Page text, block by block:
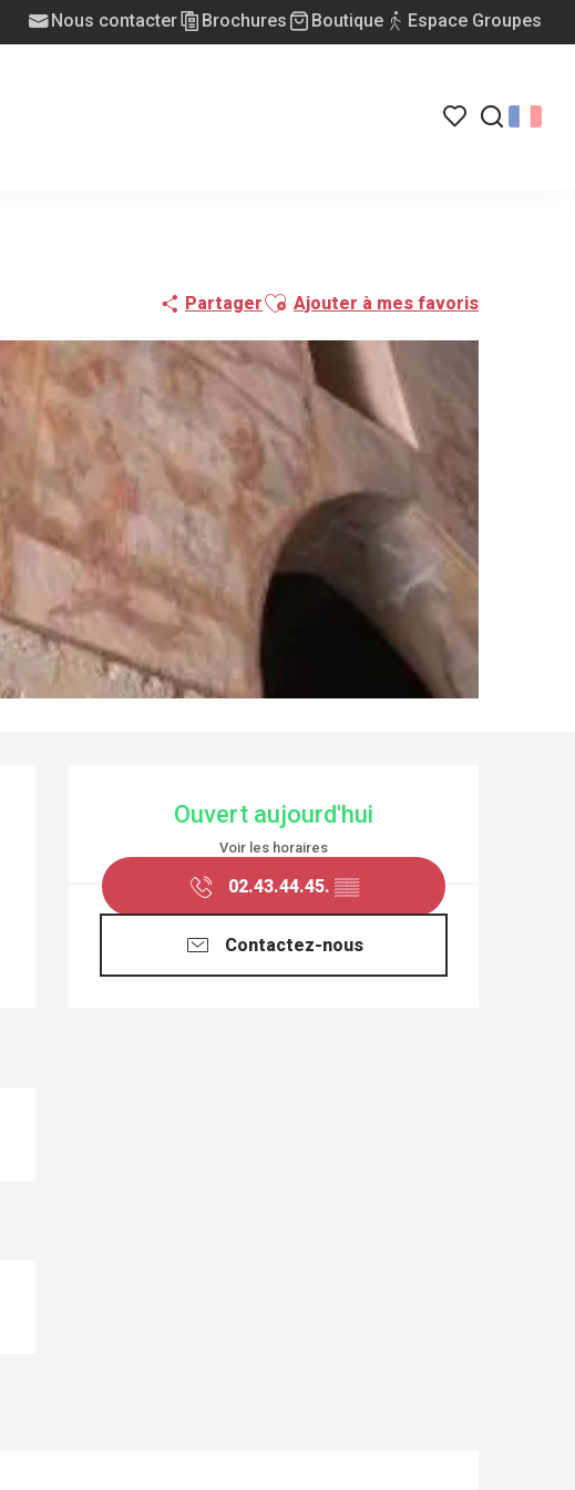
Nous contacter Brochures Boutique Espace Groupes
PartagerAjouter aux favoris
Ajouter à mes favoris
OUVERTURE ET
Ouvert aujourd'hui
Voir les horaires
02.43.44.45. ▒▒
Contactez-nous